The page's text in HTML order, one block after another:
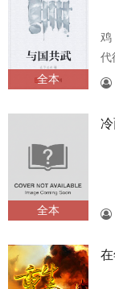
全本
鸡
代
大
全本